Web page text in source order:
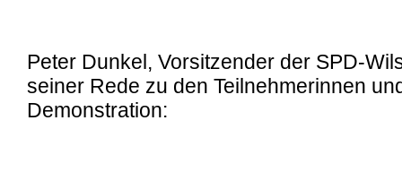
Peter Dunkel, Vorsitzender der SPD-
seiner Rede zu den Teilnehmerinnen
Demonstration: